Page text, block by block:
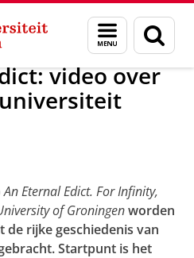
Menu
en
zoeken
Nieuwsberichten
video over
An Eternal Edict. For Infinity,
of Groningenworden
rijke geschiedenis van
Startpunt is het